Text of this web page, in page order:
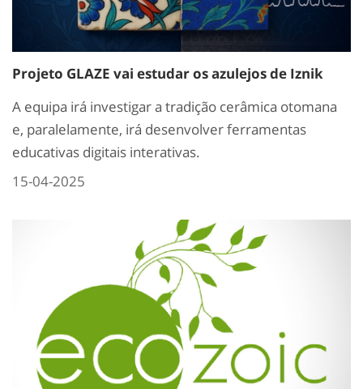
Projeto GLAZE vai estudar os azulejos de Iznik
A equipa irá investigar a tradição cerâmica otomana
e, paralelamente, irá desenvolver ferramentas
educativas digitais interativas.
15-04-2025